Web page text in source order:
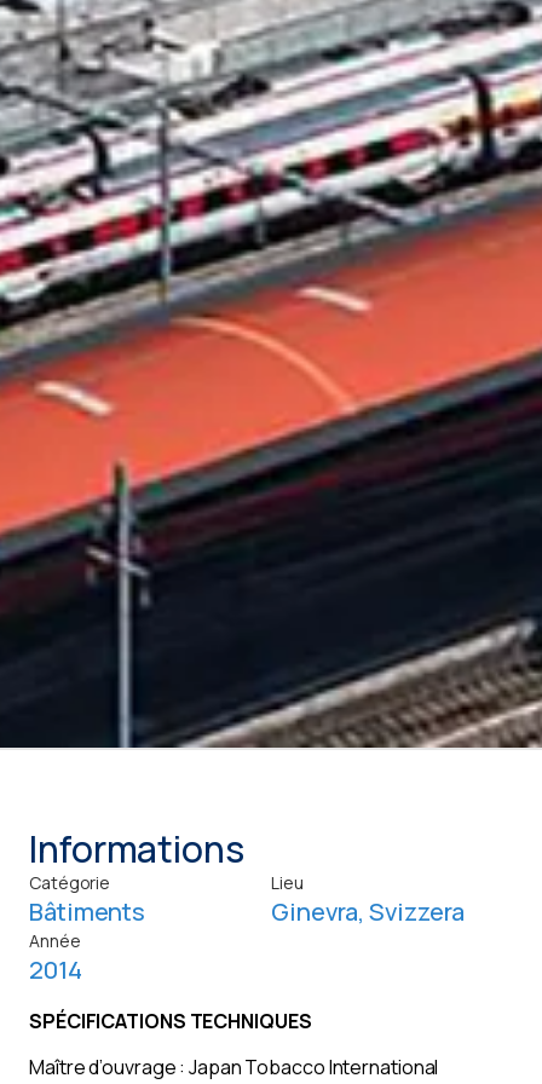
Informations
Catégorie
Bâtiments
Lieu
Ginevra, Svizzera
Année
2014
SPÉCIFICATIONS TECHNIQUES
Maître d’ouvrage : Japan Tobacco International